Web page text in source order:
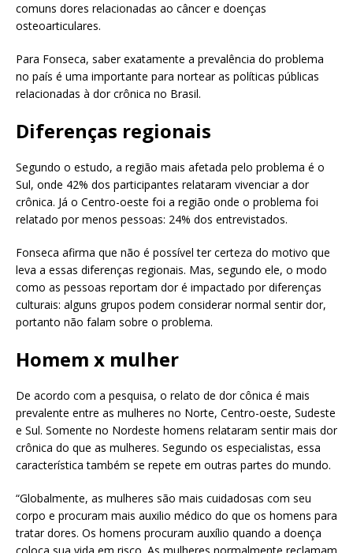
comuns dores relacionadas ao câncer e doenças
osteoarticulares.
Para Fonseca, saber exatamente a prevalência do problema
no país é uma importante para nortear as políticas públicas
relacionadas à dor crônica no Brasil.
Diferenças regionais
Segundo o estudo, a região mais afetada pelo problema é o
Sul, onde 42% dos participantes relataram vivenciar a dor
crônica. Já o Centro-oeste foi a região onde o problema foi
relatado por menos pessoas: 24% dos entrevistados.
Fonseca afirma que não é possível ter certeza do motivo que
leva a essas diferenças regionais. Mas, segundo ele, o modo
como as pessoas reportam dor é impactado por diferenças
culturais: alguns grupos podem considerar normal sentir dor,
portanto não falam sobre o problema.
Homem x mulher
De acordo com a pesquisa, o relato de dor cônica é mais
prevalente entre as mulheres no Norte, Centro-oeste, Sudeste
e Sul. Somente no Nordeste homens relataram sentir mais dor
crônica do que as mulheres. Segundo os especialistas, essa
característica também se repete em outras partes do mundo.
“Globalmente, as mulheres são mais cuidadosas com seu
corpo e procuram mais auxilio médico do que os homens para
tratar dores. Os homens procuram auxílio quando a doença